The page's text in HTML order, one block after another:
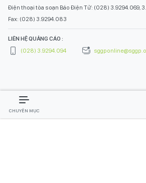
Điện thoại tòa soạn Báo Điện Tử: (028) 3.9294.069,
Fax: (028) 3.9294.083
LIÊN HỆ QUẢNG CÁO :
(028) 3.9294.094
CHUYÊN MỤC